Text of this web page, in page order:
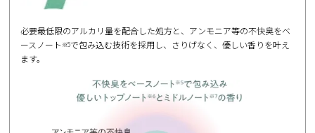
必要最低限のアルカリ量を配合した処方と、アンモニア等の不快臭をベ
ースノート ※5で包み込む技術を採用し、さりげなく、優しい香りを叶え
ます。